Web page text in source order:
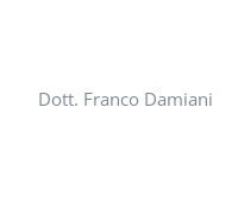
Dott. Franco Damiani